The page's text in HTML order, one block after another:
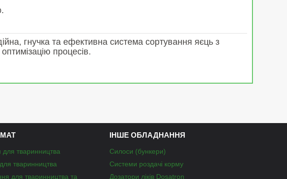
гнучка та ефективна система сортування яєць з
процесів.
для тваринництва
тваринництва
для тваринництва та
ІНШЕ ОБЛАДНАННЯ
Силоси (бункери)
Системи роздачі корму
Дозатори ліків Dosatron